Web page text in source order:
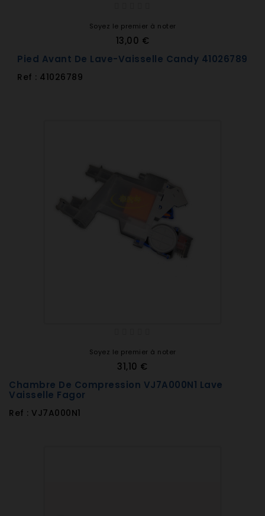
Soyez le premier à noter
13,00 €
Pied Avant De Lave-Vaisselle Candy 41026789
Ref : 41026789
Soyez le premier à noter
31,10 €
Chambre De Compression VJ7A000N1 Lave
Vaisselle Fagor
Ref : VJ7A000N1